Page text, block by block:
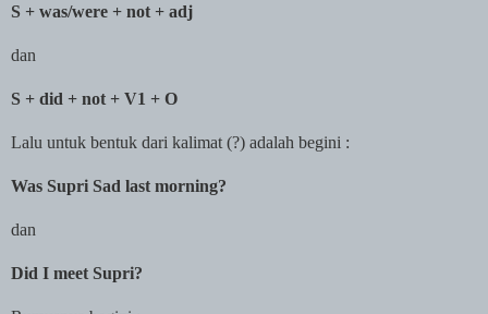
S + was/were + not + adj
dan
S + did + not + V1 + O
Lalu untuk bentuk dari kalimat (?) adalah begini :
Was Supri Sad last morning?
dan
Did I meet Supri?